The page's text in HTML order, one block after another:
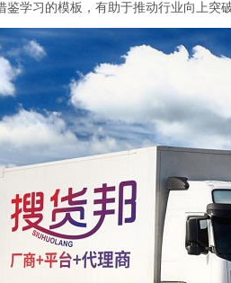
学习的模板，有助于推动行业向上突破